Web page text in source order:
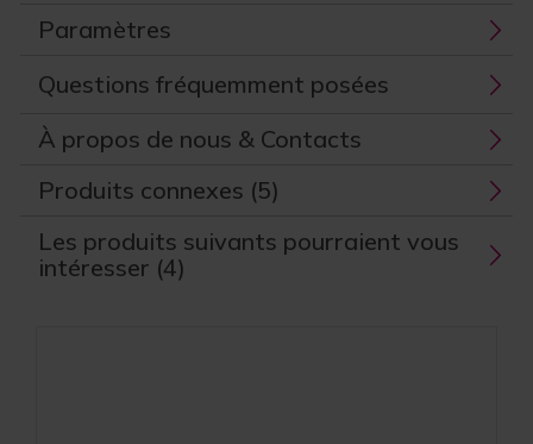
Paramètres
Questions fréquemment posées
À propos de nous & Contacts
Produits connexes (5)
Les produits suivants pourraient vous
intéresser (4)